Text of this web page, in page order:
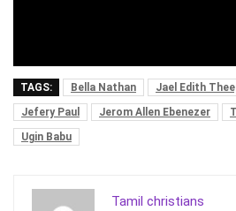
TAGS: Bella Nathan
Jael Edith
Jefery Paul
Jerom Allen Ebenezer
Ugin Babu
Tamil christians